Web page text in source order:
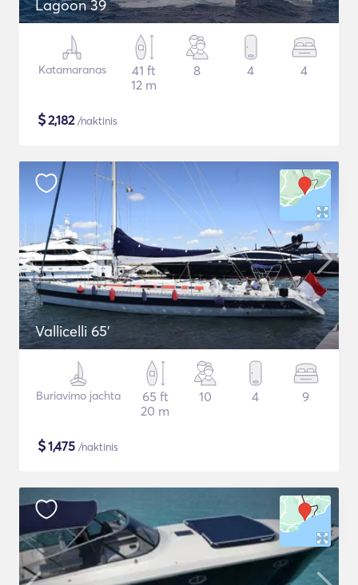
Lagoon 39
Katamaranas
41 ft
12 m
8 4 4
$2,182/naktinis
Vallicelli 65'
Buriavimo jachta
65 ft
20 m
10 4 9
$1,475 /naktinis